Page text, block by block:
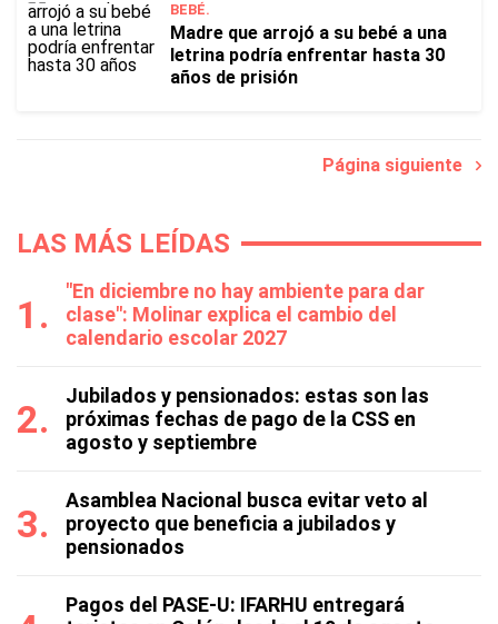
BEBÉ.
Madre que arrojó a su bebé a una
letrina podría enfrentar hasta 30
años de prisión
Página siguiente
LAS MÁS LEÍDAS
"En diciembre no hay ambiente para dar
clase": Molinar explica el cambio del
calendario escolar 2027
Jubilados y pensionados: estas son las
próximas fechas de pago de la CSS en
agosto y septiembre
Asamblea Nacional busca evitar veto al
proyecto que beneficia a jubilados y
pensionados
Pagos del PASE-U: IFARHU entregará